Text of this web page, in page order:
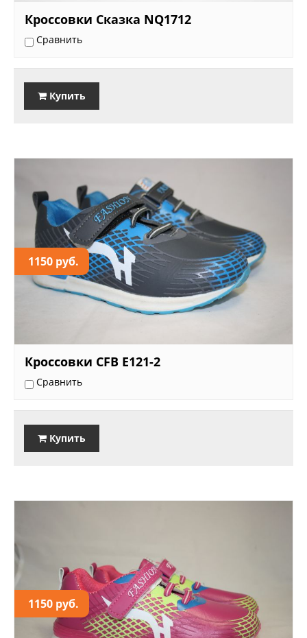
Кроссовки Сказка NQ1712
Сравнить
Купить
1150 руб.
Кроссовки CFB E121-2
Сравнить
Купить
1150 руб.